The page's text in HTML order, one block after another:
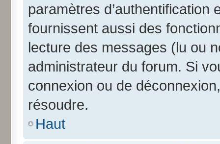
paramètres
fournissent aussi des
lecture des messages (lu ou
administrateur du forum. Si
connexion ou de
résoudre.
Haut